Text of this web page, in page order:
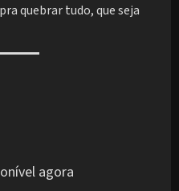
quebrar tudo, que seja
agora